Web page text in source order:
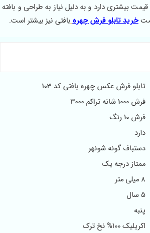
بیشتری دارد و به دلیل نیاز به طراحی و بافته
خرید تابلو فرش چهرهبافتی نیز بیشتر است.
تابلو فرش عکس چهره بافتی کد 103
فرش 1000 شانه تراکم 3000
فرش 10 رنگ
دارد
دستباف گونه شونهر
ممتاز درجه یک
5 سال
پنبه
اکریلیک 100% نخ ترک